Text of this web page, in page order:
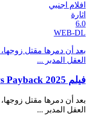
افلام اجنبي
اثارة
6.0
WEB-DL
بعد أن دمرها مقتل
العقل المدبر ...
فيلم The Widows Payback 2025 مترجم HD
بعد أن دمرها مقتل
العقل المدبر ...